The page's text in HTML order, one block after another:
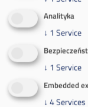
Spółka
Analityka
↓ 1 Service
↓ 1 Service
Embedded
↓ 4Services